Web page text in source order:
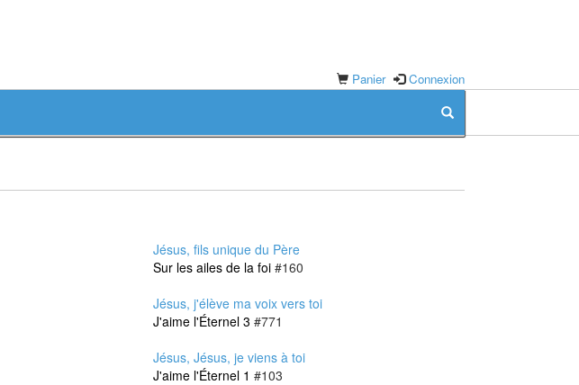
Panier Connexion
Jésus, fils unique du Père
Sur les ailes de la foi #160
Jésus, j'élève ma voix vers toi
J'aime l'Éternel 3 #771
Jésus, Jésus, je viens à toi
J'aime l'Éternel 1 #103